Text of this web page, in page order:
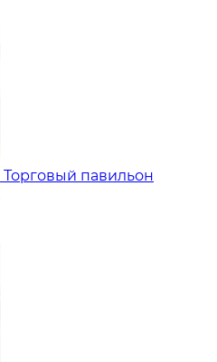
Торговый павильон